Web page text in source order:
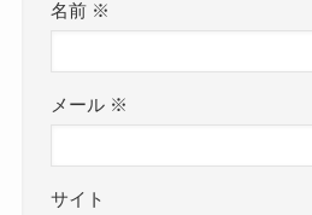
名前 ※
メール ※
サイト